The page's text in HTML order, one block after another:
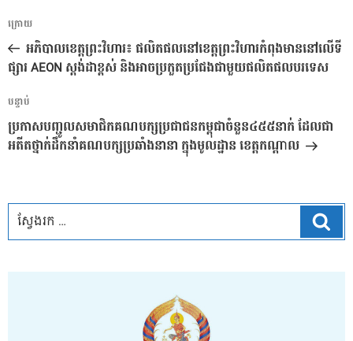
ការ​
នាំទិស​
ប្រកាស
អត្ថបទ
មុន
ក្រោយ
អភិបាលខេត្តព្រះវិហារ៖ ផលិតផលនៅខេត្តព្រះវិហារកំពុងមាននៅលើទី
ផ្សារ AEON ស្តង់ដាខ្ពស់ និងអាចប្រកួតប្រជែងជាមួយផលិតផលបរទេស
អត្ថបទ
បន្ទាប់
បន្ទាប់
ប្រកាសបញ្ជូលសមាជិកគណបក្សប្រជាជនកម្ពុជាចំនួន៤៥៥នាក់ ដែលជា
អតីតថ្នាក់ដឹកនាំគណបក្សប្រឆាំងនានា ក្នុងមូលដ្ឋាន ខេត្តកណ្តាល